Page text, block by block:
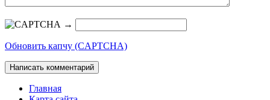
→
Обновить капчу (CAPTCHA)
Главная